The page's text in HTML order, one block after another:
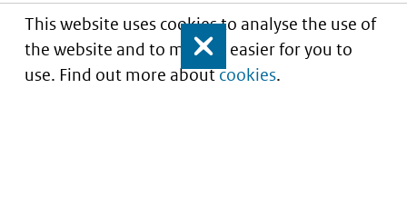
This website uses cookies to analyse the use of
the website and to make it easier for you to
use. Find out more aboutcookies.
Close